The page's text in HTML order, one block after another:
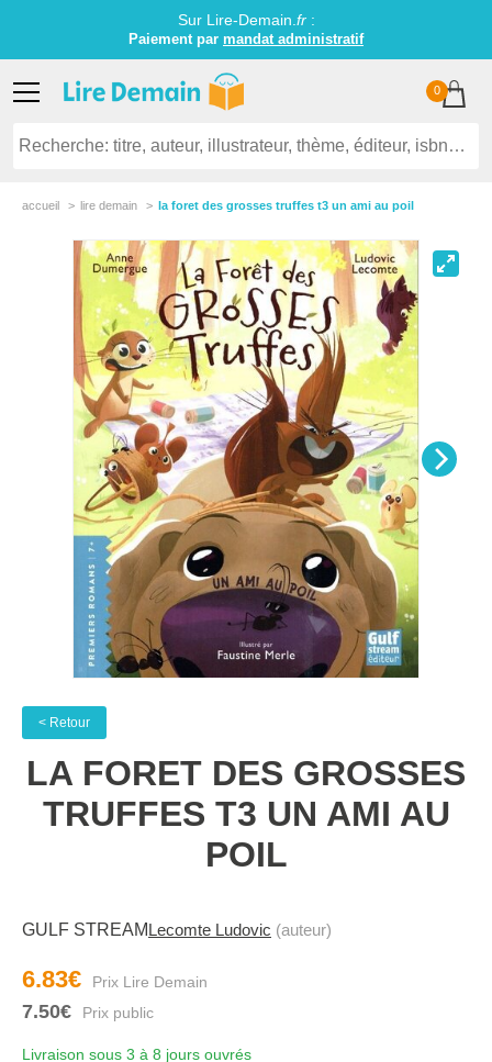
Sur Lire-Demain. fr:
Paiement par mandat administratif
0
accueil lire demain la foret des grosses truffes t3 un ami au poil
< Retour
LA FORET DES GROSSES
TRUFFES T3 UN AMI AU
POIL
GULF STREAMLecomte Ludovic (auteur)
6.83€
7.50€
Livraison sous 3 à 8 jours ouvrés